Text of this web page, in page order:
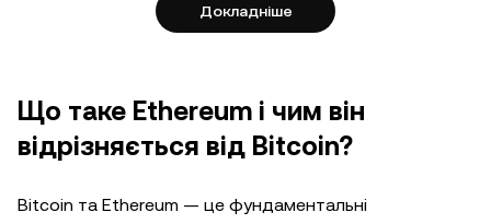
Докладніше
Що таке Ethereum і чим він
відрізняється від Bitcoin?
Bitcoin та Ethereum — це фундаментальні